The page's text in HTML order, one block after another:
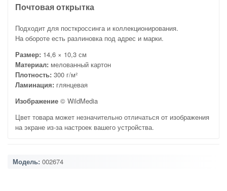
Почтовая открытка
Подходит для посткроссинга и коллекционирования.
На обороте есть разлиновка под адрес и марки.
Размер: 14,6 × 10,3 см
Материал: мелованный картон
Плотность: 300 г/м²
Ламинация: глянцевая
Изображение © WildMedia
Цвет товара может незначительно отличаться от изображения
на экране из-за настроек вашего устройства.
Модель: 002674